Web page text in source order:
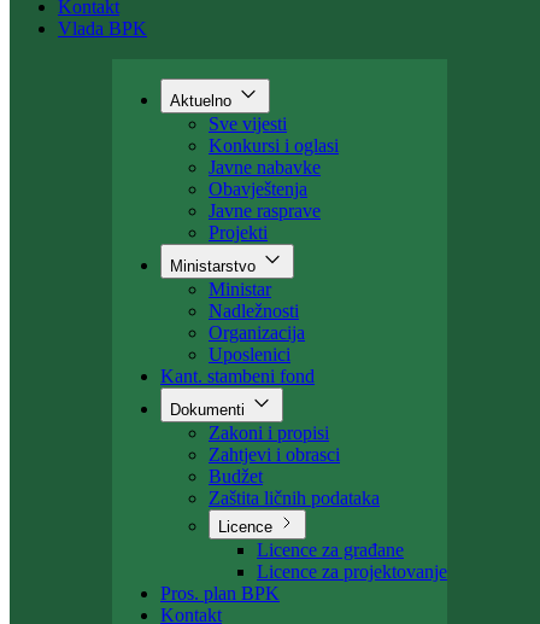
Vlada BPK
Aktuelno
Sve vijesti
Konkursi i oglasi
Javne nabavke
Obavještenja
Javne rasprave
Projekti
Ministarstvo
Ministar
Nadležnosti
Organizacija
Uposlenici
Kant. stambeni fond
Dokumenti
Zakoni i propisi
Zahtjevi i obrasci
Budžet
Zaštita ličnih podataka
Licence